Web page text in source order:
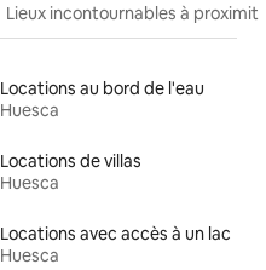
Lieux incontournables à
Locations au bord de l'eau
Huesca
Locations de villas
Huesca
Locations avec accès à un lac
Huesca